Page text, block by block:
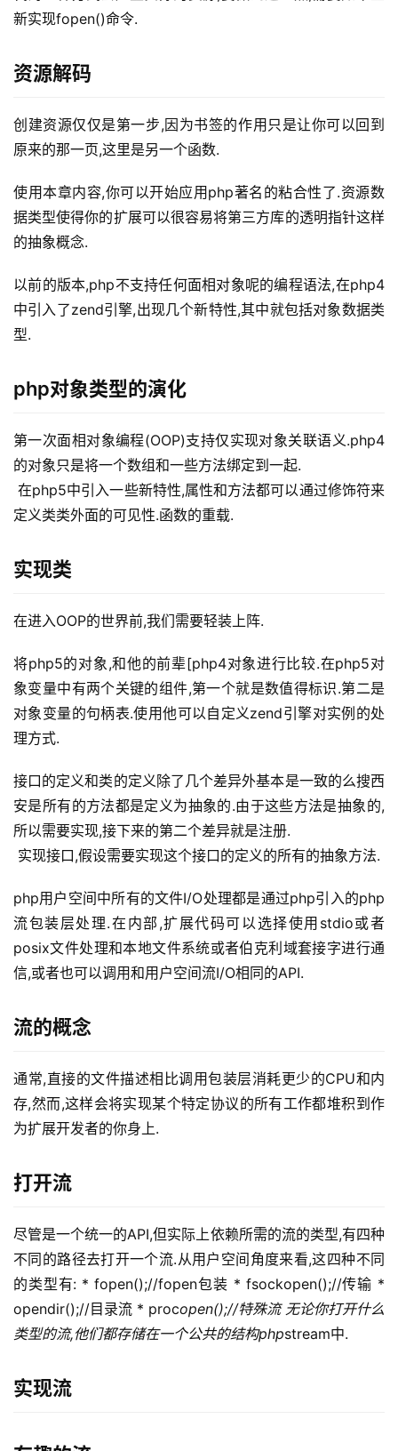
新实现fopen()命令.
资源解码
创建资源仅仅是第一步,因为书签的作用只是让你可以回到
原来的那一页,这里是另一个函数.
使用本章内容,你可以开始应用php著名的粘合性了.资源数
据类型使得你的扩展可以很容易将第三方库的透明指针这样
的抽象概念.
以前的版本,php不支持任何面相对象呢的编程语法,在php4
中引入了zend引擎,出现几个新特性,其中就包括对象数据类
型.
php对象类型的演化
第一次面相对象编程(OOP)支持仅实现对象关联语义.php4
的对象只是将一个数组和一些方法绑定到一起.
在php5中引入一些新特性,属性和方法都可以通过修饰符来
定义类类外面的可见性.函数的重载.
实现类
在进入OOP的世界前,我们需要轻装上阵.
将php5的对象,和他的前辈[php4对象进行比较.在php5对
象变量中有两个关键的组件,第一个就是数值得标识.第二是
对象变量的句柄表.使用他可以自定义zend引擎对实例的处
理方式.
接口的定义和类的定义除了几个差异外基本是一致的么搜西
安是所有的方法都是定义为抽象的.由于这些方法是抽象的,
所以需要实现,接下来的第二个差异就是注册.
实现接口,假设需要实现这个接口的定义的所有的抽象方法.
php用户空间中所有的文件I/O处理都是通过php引入的php
流包装层处理.在内部,扩展代码可以选择使用stdio或者
posix文件处理和本地文件系统或者伯克利域套接字进行通
信,或者也可以调用和用户空间流I/O相同的API.
流的概念
通常,直接的文件描述相比调用包装层消耗更少的CPU和内
存,然而,这样会将实现某个特定协议的所有工作都堆积到作
为扩展开发者的你身上.
打开流
尽管是一个统一的API,但实际上依赖所需的流的类型,有四种
不同的路径去打开一个流.从用户空间角度来看,这四种不同
的类型有: * fopen();//fopen包装 * fsockopen();//传输 *
opendir();//目录流 * procopen();//特殊流 无论你打开什么
类型的流,他们都存储在一个公共的结构phpstream中.
实现流